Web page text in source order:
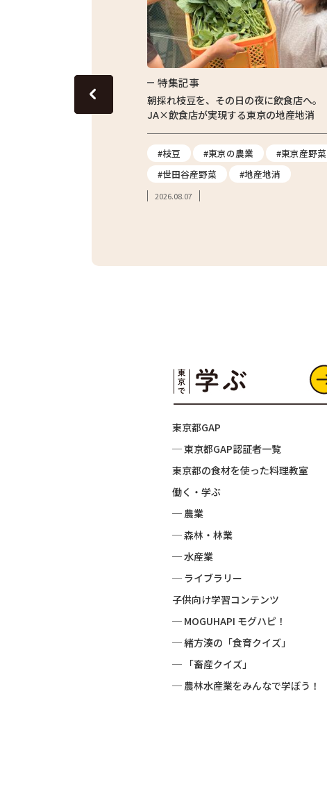
の田んぼ。青梅・東京繁
特集記事
朝採れ枝豆を、その日の夜に飲食店へ。
JA×飲食店が実現する東京の地産地消
#枝豆 #東京の農業
#東京産野菜
#世田谷産野菜
#地産地消
2026.08.07
東京都GAP
─ 東京都GAP認証者一覧
東京都の食材を使った料理教室
働く・学ぶ
─ 農業
─ 森林・林業
─ 水産業
─ ライブラリー
子供向け学習コンテンツ
─ MOGUHAPI モグハピ！
─ 緒方湊の「食育クイズ」
─ 「畜産クイズ」
─ 農林水産業をみんなで学ぼう！